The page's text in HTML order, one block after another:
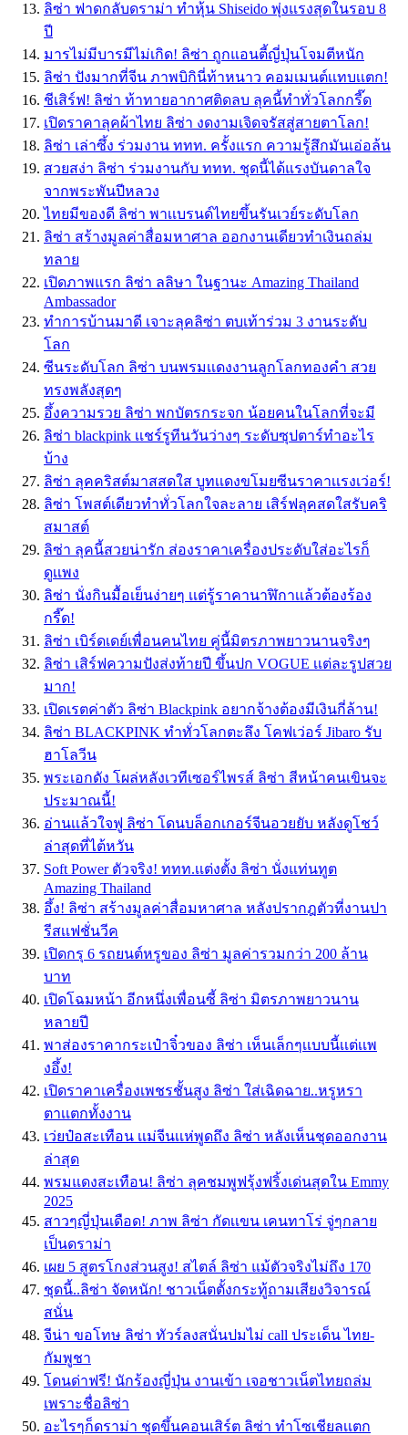
ลิซ่า ฟาดกลับดราม่า ทำหุ้น Shiseido พุ่งแรงสุดในรอบ 8
ปี
มารไม่มีบารมีไม่เกิด! ลิซ่า ถูกแอนตี้ญี่ปุ่นโจมตีหนัก
ลิซ่า ปังมากที่จีน ภาพบิกินี่ท้าหนาว คอมเมนต์เเทบเเตก!
ชีเสิร์ฟ! ลิซ่า ท้าทายอากาศติดลบ ลุคนี้ทำทั่วโลกกรี๊ด
เปิดราคาลุคผ้าไทย ลิซ่า งดงามเจิดจรัสสู่สายตาโลก!
ลิซ่า เล่าซึ้ง ร่วมงาน ททท. ครั้งแรก ความรู้สึกมันเอ่อล้น
สวยสง่า ลิซ่า ร่วมงานกับ ททท. ชุดนี้ได้แรงบันดาลใจ
จากพระพันปีหลวง
ไทยมีของดี ลิซ่า พาเเบรนด์ไทยขึ้นรันเวย์ระดับโลก
ลิซ่า สร้างมูลค่าสื่อมหาศาล ออกงานเดียวทำเงินถล่ม
ทลาย
เปิดภาพแรก ลิซ่า ลลิษา ในฐานะ Amazing Thailand
Ambassador
ทำการบ้านมาดี เจาะลุคลิซ่า ตบเท้าร่วม 3 งานระดับ
โลก
ซีนระดับโลก ลิซ่า บนพรมเเดงงานลูกโลกทองคำ สวย
ทรงพลังสุดๆ
อึ้งความรวย ลิซ่า พกบัตรกระจก น้อยคนในโลกที่จะมี
ลิซ่า blackpink เเชร์รูทีนวันว่างๆ ระดับซุปตาร์ทำอะไร
บ้าง
ลิซ่า ลุคคริสต์มาสสดใส บูทเเดงขโมยซีนราคาเเรงเว่อร์!
ลิซ่า โพสต์เดียวทำทั่วโลกใจละลาย เสิร์ฟลุคสดใสรับคริ
สมาสต์
ลิซ่า ลุคนี้สวยน่ารัก ส่องราคาเครื่องประดับใส่อะไรก็
ดูเเพง
ลิซ่า นั่งกินมื้อเย็นง่ายๆ เเต่รู้ราคานาฬิกาเเล้วต้องร้อง
กรี๊ด!
ลิซ่า เบิร์ดเดย์เพื่อนคนไทย คู่นี้มิตรภาพยาวนานจริงๆ
ลิซ่า เสิร์ฟความปังส่งท้ายปี ขึ้นปก VOGUE เเต่ละรูปสวย
มาก!
เปิดเรตค่าตัว ลิซ่า Blackpink อยากจ้างต้องมีเงินกี่ล้าน!
ลิซ่า BLACKPINK ทำทั่วโลกตะลึง โคฟเว่อร์ Jibaro รับ
ฮาโลวีน
พระเอกดัง โผล่หลังเวทีเซอร์ไพรส์ ลิซ่า สีหน้าคนเขินจะ
ประมาณนี้!
อ่านเเล้วใจฟู ลิซ่า โดนบล็อกเกอร์จีนอวยยับ หลังดูโชว์
ล่าสุดที่ไต้หวัน
Soft Power ตัวจริง! ททท.เเต่งตั้ง ลิซ่า นั่งแท่นทูต
Amazing Thailand
อึ้ง! ลิซ่า สร้างมูลค่าสื่อมหาศาล หลังปรากฎตัวที่งานปา
รีสเเฟชั่นวีค
เปิดกรุ 6 รถยนต์หรูของ ลิซ่า มูลค่ารวมกว่า 200 ล้าน
บาท
เปิดโฉมหน้า อีกหนึ่งเพื่อนซี้ ลิซ่า มิตรภาพยาวนาน
หลายปี
พาส่องราคากระเป๋าจิ๋วของ ลิซ่า เห็นเล็กๆเเบบนี้เเต่เเพ
งอึ้ง!
เปิดราคาเครื่องเพชรชั้นสูง ลิซ่า ใส่เฉิดฉาย..หรูหรา
ตาเเตกทั้งงาน
เว่ยป๋อสะเทือน เเม่จีนเเห่พูดถึง ลิซ่า หลังเห็นชุดออกงาน
ล่าสุด
พรมแดงสะเทือน! ลิซ่า ลุคชมพูฟรุ้งฟริ้งเด่นสุดใน Emmy
2025
สาวๆญี่ปุ่นเดือด! ภาพ ลิซ่า กัดเเขน เคนทาโร่ จู่ๆกลาย
เป็นดราม่า
เผย 5 สูตรโกงส่วนสูง! สไตล์ ลิซ่า แม้ตัวจริงไม่ถึง 170
ชุดนี้..ลิซ่า จัดหนัก! ชาวเน็ตตั้งกระทู้ถามเสียงวิจารณ์
สนั่น
จีน่า ขอโทษ ลิซ่า ทัวร์ลงสนั่นปมไม่ call ประเด็น ไทย-
กัมพูชา
โดนด่าฟรี! นักร้องญี่ปุ่น งานเข้า เจอชาวเน็ตไทยถล่ม
เพราะชื่อลิซ่า
อะไรๆก็ดราม่า ชุดขึ้นคอนเสิร์ต ลิซ่า ทำโซเชียลเเตก